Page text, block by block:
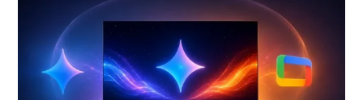
Últimas Notícias